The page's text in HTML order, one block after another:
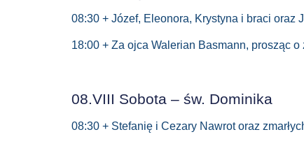
08:30 + Józef, Eleonora, Krystyna i braci oraz
18:00 + Za ojca Walerian Basmann, prosząc
08.VIII Sobota – św. Dominika
08:30 + Stefanię i Cezary Nawrot oraz